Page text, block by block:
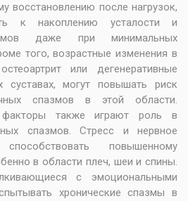
восстановлению после нагрузок,
к накоплению усталости и
даже при минимальных
того, возрастные изменения в
или дегенеративные
суставах, могут повышать риск
спазмов в этой области.
факторы также играют роль в
спазмов. Стресс и нервное
повышенному
в области плеч, шеи и спины.
с эмоциональными
хронические спазмы в